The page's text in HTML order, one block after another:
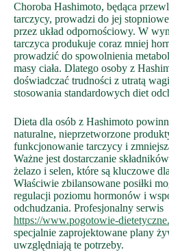
Choroba Hashimoto, będąca
tarczycy, prowadzi do jej
przez układ odpornościowy. W
tarczyca produkuje coraz mniej
prowadzić do spowolnienia
masy ciała. Dlatego osoby z
doświadczać trudności z utratą
stosowania standardowych diet
Dieta dla osób z Hashimoto
naturalne, nieprzetworzone
funkcjonowanie tarczycy i
Ważne jest dostarczanie
żelazo i selen, które są kluczowe
Właściwie zbilansowane posiłki
regulacji poziomu hormonów i
odchudzania. Profesjonalny serwis
https://www.pogotowie-
specjalnie zaprojektowane plany
uwzględniają te potrzeby.